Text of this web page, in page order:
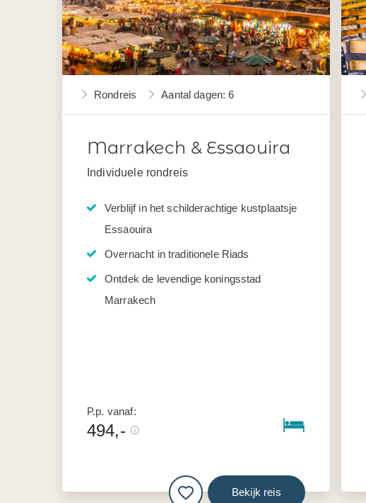
Rondreis Aantal dagen: 6
Marrakech & Essaouira
Individuele rondreis
Verblijf in het schilderachtige kustplaatsje
Essaouira
Overnacht in traditionele Riads
Ontdek de levendige koningsstad
Marrakech
P.p. vanaf:
494,-
Bekijk reis